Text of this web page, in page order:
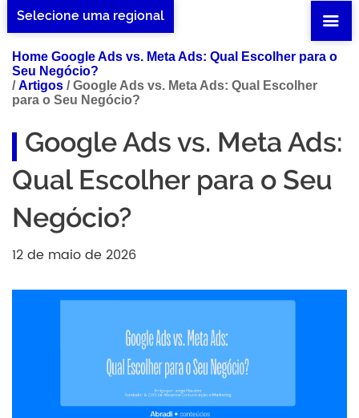
Selecione uma regional
Home Google Ads vs. Meta Ads: Qual Escolher para o
Seu Negócio?
/Artigos /Google Ads vs. Meta Ads: Qual Escolher
para o Seu Negócio?
Google Ads vs. Meta Ads:
Qual Escolher para o Seu
Negócio?
12 de maio de 2026